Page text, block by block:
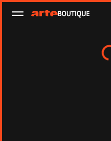
Ouvrir le menu